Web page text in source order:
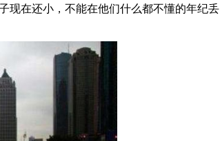
现在还小，不能在他们什么都不懂的年纪丢